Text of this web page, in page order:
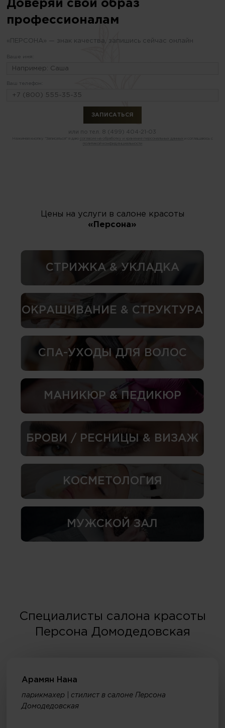
Доверяй свой образ
профессионалам
«ПЕРСОНА» — знак качества, запишись сейчас онлайн
Ваше имя:
Ваш телефон:
или по тел. 8 (499) 404-21-03
Нажимая кнопку "Записаться" я даю согласие на обработку и хранение персональных данных
политикой конфиденциальности
Цены на услуги в салоне красоты
«Персона»
СТРИЖКА & УКЛАДКА
ОКРАШИВАНИЕ & СТРУКТУРА
СПА-УХОДЫ ДЛЯ ВОЛОС
МАНИКЮР & ПЕДИКЮР
БРОВИ / РЕСНИЦЫ & ВИЗАЖ
КОСМЕТОЛОГИЯ
МУЖСКОЙ ЗАЛ
Специалисты салона красоты
Персона Домодедовская
Арамян Нана
парикмахер | стилист в салоне Персона
Домодедовская